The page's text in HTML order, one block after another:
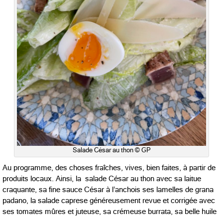
Salade César au thon © GP
Au programme, des choses fraîches, vives, bien faites, à partir de
produits locaux. Ainsi, la salade César au thon avec sa laitue
craquante, sa fine sauce César à l’anchois ses lamelles de grana
padano, la salade caprese généreusement revue et corrigée avec
ses tomates mûres et juteuse, sa crémeuse burrata, sa belle huile